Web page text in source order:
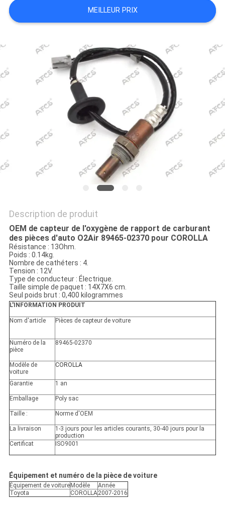
NOUVELLES
DEMANDER
UN DEVIS
PLAN
SITE
POLITIQUE
MEILLEUR PRIX
Description de produit
OEM de capteur de l'oxygène de rapport de carburant
des pièces d'auto O2Air 89465-02370 pour COROLLA
Résistance : 13Ohm.
Poids : 0.14kg.
Nombre de cathéters : 4.
Tension : 12V.
Type de conducteur : Électrique.
Taille simple de paquet : 14X7X6 cm.
Seul poids brut : 0,400 kilogrammes
L'INFORMATION PRODUIT
Nom d'article Pièces de capteur de voiture
Numéro de la
pièce
89465-02370
Modèle de
voiture
COROLLA
Garantie 1 an
Emballage Poly sac
Taille : Norme d'OEM
La livraison
1-3 jours pour les articles courants, 30-40 jours pour la
production
Certificat
ISO9001
Équipement et numéro de la pièce de voiture
Équipement de voiture Modèle
Année
Toyota
COROLLA2007-2016